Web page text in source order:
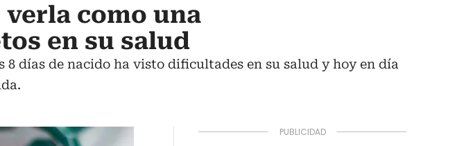
verla como una
en su salud
8 días de nacido ha visto dificultades en su salud y hoy en día